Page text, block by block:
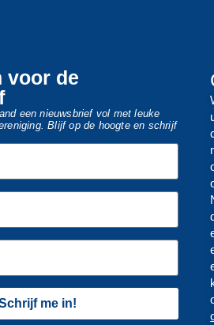
voor de
een nieuwsbrief vol met leuke
Blijf op de hoogte en schrijf
me in!